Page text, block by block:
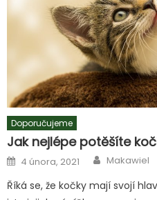
Doporučujeme
Jak nejlépe potěšíte
Posted
on
4 února, 2021 Author
Makawiel
Říká se, že kočky mají svojí